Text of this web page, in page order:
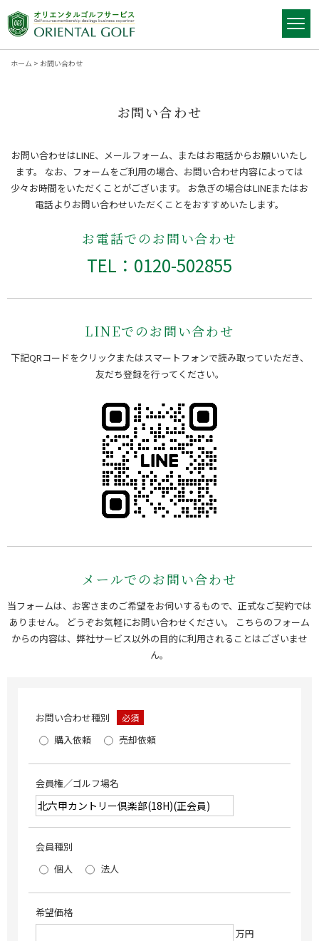
ホーム > お問い合わせ
お問い合わせ
お問い合わせはLINE、メールフォーム、またはお電話からお願いいたし
ます。
なお、フォームをご利用の場合、お問い合わせ内容によっては
少々お時間をいただくことがございます。
お急ぎの場合はLINEまたはお
電話よりお問い合わせいただくことをおすすめいたします。
お電話でのお問い合わせ
TEL：0120-502855
LINEでのお問い合わせ
下記QRコードをクリックまたはスマートフォンで読み取っていただき、
友だち登録を行ってください。
メールでのお問い合わせ
当フォームは、お客さまのご希望をお伺いするもので、正式なご契約では
ありません。 どうぞお気軽にお問い合わせください。
こちらのフォーム
からの内容は、弊社サービス以外の目的に利用されることはございませ
ん。
お問い合わせ種別 必須
購入依頼 売却依頼
会員権／ゴルフ場名
会員種別
個人
法人
希望価格
万円